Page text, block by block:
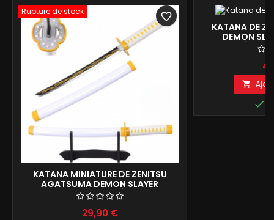
Rupture de stock
KATANA MINIATURE DE ZENITSU
AGATSUMA DEMON SLAYER
REPRODUCTION DE DÉCORATION
45CM
29,90 €
favorite_border
KATANA DE
DEMON

